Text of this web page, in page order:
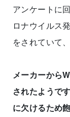
アンケートに
ロナウイルス
をされていて
メーカーから
されたようで
に欠けるため